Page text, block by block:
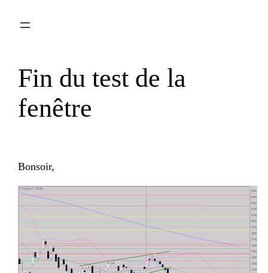
Fin du test de la
fenêtre
Bonsoir,